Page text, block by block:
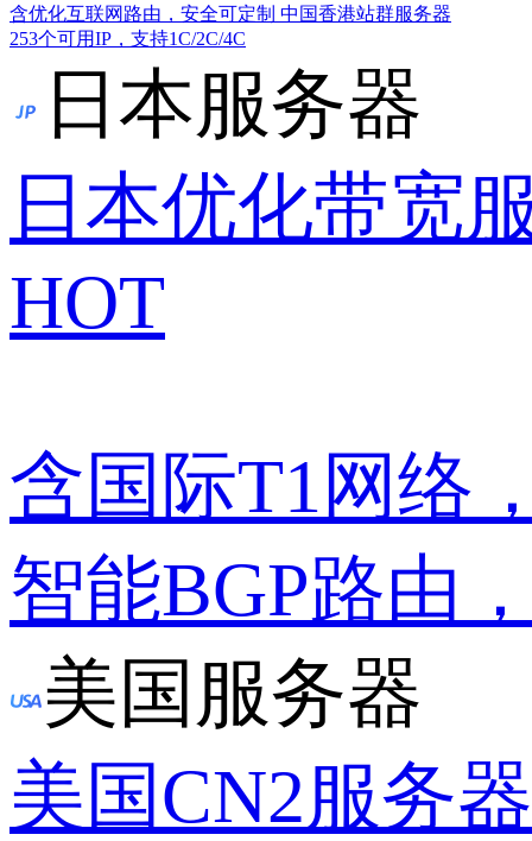
含优化互联网路由，安全可定制 中国香港站群服务器
253个可用IP，支持1C/2C/4C
日本服务器
日本优化带宽
HOT
含国际T1网络
智能BGP路由
美国服务器
美国CN2服务器